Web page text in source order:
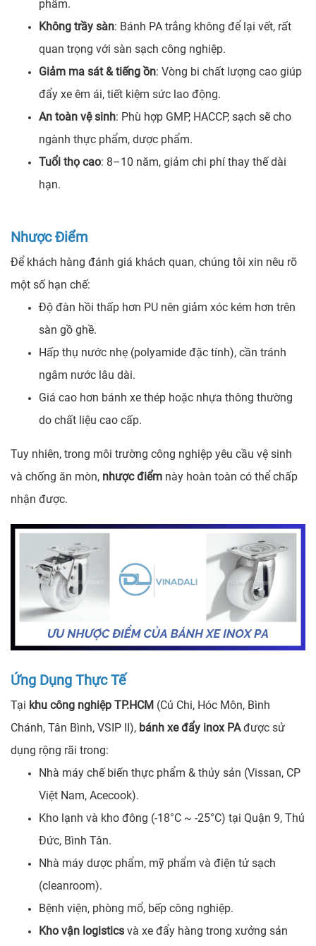
phẩm.
Không trầy sàn: Bánh PA trắng không để lại vết, rất
quan trọng với sàn sạch công nghiệp.
Giảm ma sát & tiếng ồn: Vòng bi chất lượng cao giúp
đẩy xe êm ái, tiết kiệm sức lao động.
An toàn vệ sinh: Phù hợp GMP, HACCP, sạch sẽ cho
ngành thực phẩm, dược phẩm.
Tuổi thọ cao: 8–10 năm, giảm chi phí thay thế dài
hạn.
Nhược Điểm
Để khách hàng đánh giá khách quan, chúng tôi xin nêu rõ
một số hạn chế:
Độ đàn hồi thấp hơn PU nên giảm xóc kém hơn trên
sàn gồ ghề.
Hấp thụ nước nhẹ (polyamide đặc tính), cần tránh
ngâm nước lâu dài.
Giá cao hơn bánh xe thép hoặc nhựa thông thường
do chất liệu cao cấp.
Tuy nhiên, trong môi trường công nghiệp yêu cầu vệ sinh
và chống ăn mòn, nhược điểm này hoàn toàn có thể chấp
nhận được.
Ứng Dụng Thực Tế
Tại khu công nghiệp TP.HCM (Củ Chi, Hóc Môn, Bình
Chánh, Tân Bình, VSIP II), bánh xe đẩy inox PAđược sử
dụng rộng rãi trong:
Nhà máy chế biến thực phẩm & thủy sản (Vissan, CP
Việt Nam, Acecook).
Kho lạnh và kho đông (-18°C ~ -25°C) tại Quận 9, Thủ
Đức, Bình Tân.
Nhà máy dược phẩm, mỹ phẩm và điện tử sạch
(cleanroom).
Bệnh viện, phòng mổ, bếp công nghiệp.
Kho vận logistics và xe đẩy hàng trong xưởng sản